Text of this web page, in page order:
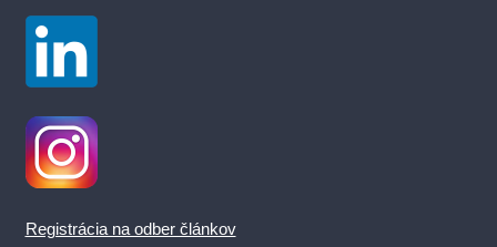
Registrácia na odber článkov